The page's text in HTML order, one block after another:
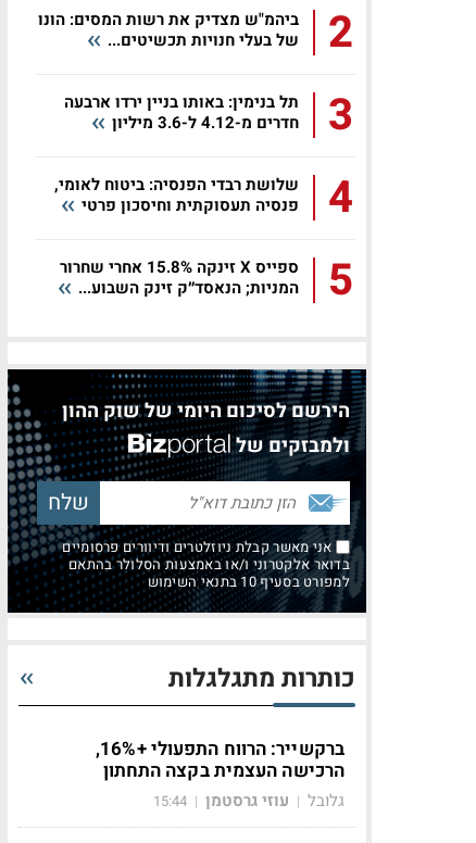
2
ביהמ"ש מצדיק את רשות המסים: הונו
של בעלי חנויות תכשיטים...
3
תל בנימין: באותו בניין ירדו ארבעה
חדרים מ-4.12 ל-3.6 מיליון
4
שלושת רבדי הפנסיה: ביטוח לאומי,
פנסיה תעסוקתית וחיסכון פרטי
5
ספייס X זינקה 15.8% אחרי שחרור
המניות; הנאסד״ק זינק השבוע...
הירשם לסיכום היומי של שוק ההון
ולמבזקים של
אני מאשר קבלת ניוזלטרים ודיוורים פרסומיים
בדואר אלקטרוני ו/או באמצעות הסלולר בהתאם
למפורט בסעיף 10 בתנאי השימוש
כותרות מתגלגלות
ברקשייר: הרווח התפעולי +16%,
הרכישה העצמית בקצה התחתון
גלובל | עוזי גרסטמן |
15:44